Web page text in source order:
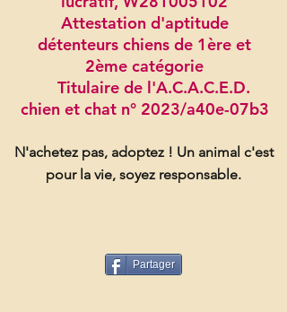
Attestation d'aptitude
détenteurs chiens de 1ère et
2ème catégorie
Titulaire de l'A.C.A.C.E.D.
chien et chat n° 2023/a40e-07b3
N'achetez pas, adoptez ! Un animal c'est
pour la vie, soyez responsable.
Partager